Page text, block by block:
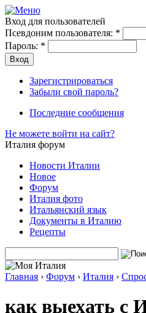
Вход для пользователей
Псевдоним пользователя: *
Пароль: *
Зарегистрироваться
Забыли свой пароль?
Последние сообщения
Не можете войти на сайт?
Италия форум
Новости Италии
Новое
Форум
Италия фото
Итальянский язык
Документы в Италию
Рецепты
Главная › Форум › Италия ›
как выехать с